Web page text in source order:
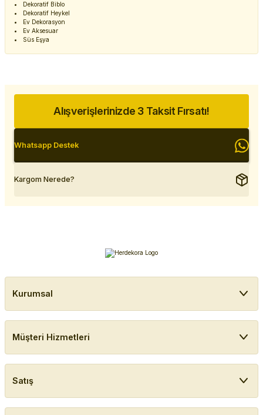
Dekoratif Biblo
Dekoratif Heykel
Ev Dekorasyon
Ev Aksesuar
Süs Eşya
Alışverişlerinizde 3 Taksit Fırsatı!
Whatsapp Destek
Kargom Nerede?
Kurumsal
Müşteri Hizmetleri
Satış